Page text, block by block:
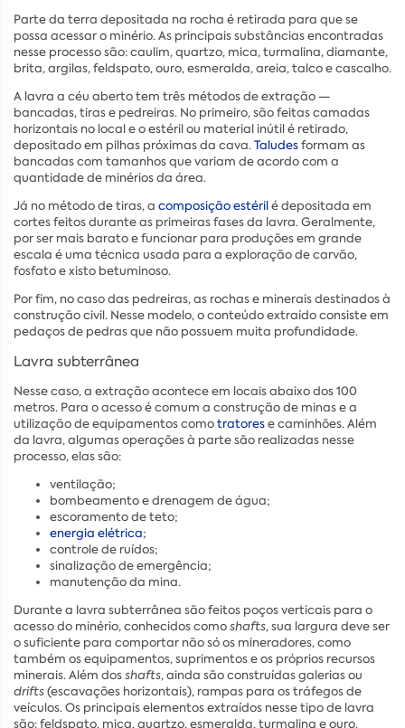
Parte da terra depositada na rocha é retirada para que se
possa acessar o minério. As principais substâncias encontradas
nesse processo são: caulim, quartzo, mica, turmalina, diamante,
brita, argilas, feldspato, ouro, esmeralda, areia, talco e cascalho.
A lavra a céu aberto tem três métodos de extração —
bancadas, tiras e pedreiras. No primeiro, são feitas camadas
horizontais no local e o estéril ou material inútil é retirado,
depositado em pilhas próximas da cava.Taludesformam as
bancadas com tamanhos que variam de acordo com a
quantidade de minérios da área.
Já no método de tiras, a composição estérilé depositada em
cortes feitos durante as primeiras fases da lavra. Geralmente,
por ser mais barato e funcionar para produções em grande
escala é uma técnica usada para a exploração de carvão,
fosfato e xisto betuminoso.
Por fim, no caso das pedreiras, as rochas e minerais destinados à
construção civil. Nesse modelo, o conteúdo extraído consiste em
pedaços de pedras que não possuem muita profundidade.
Lavra subterrânea
Nesse caso, a extração acontece em locais abaixo dos 100
metros. Para o acesso é comum a construção de minas e a
utilização de equipamentos comotratorese caminhões. Além
da lavra, algumas operações à parte são realizadas nesse
processo, elas são:
ventilação;
bombeamento e drenagem de água;
escoramento de teto;
energia elétrica;
controle de ruídos;
sinalização de emergência;
manutenção da mina.
Durante a lavra subterrânea são feitos poços verticais para o
acesso do minério, conhecidos comoshafts, sua largura deve ser
o suficiente para comportar não só os mineradores, como
também os equipamentos, suprimentos e os próprios recursos
minerais. Além dosshafts, ainda são construídas galerias ou
drifts(escavações horizontais), rampas para os tráfegos de
veículos. Os principais elementos extraídos nesse tipo de lavra
são: feldspato, mica, quartzo, esmeralda, turmalina e ouro.